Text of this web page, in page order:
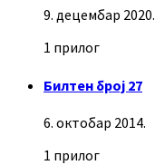
9. децембар 2020.
1 прилог
Билтен број 27
6. октобар 2014.
1 прилог